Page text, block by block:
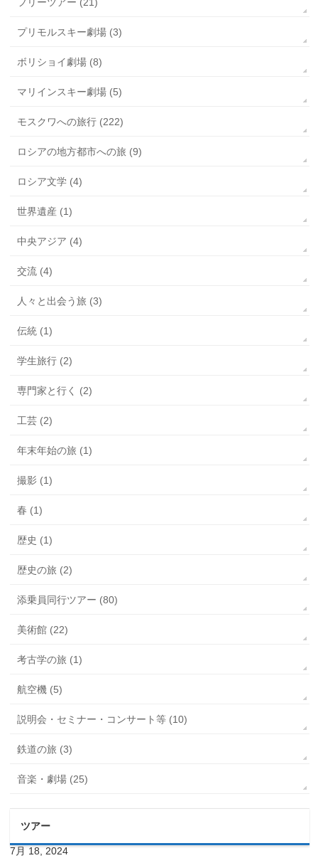
プリモルスキー劇場 (3)
ボリショイ劇場 (8)
マリインスキー劇場 (5)
モスクワへの旅行 (222)
ロシアの地方都市への旅 (9)
ロシア文学 (4)
世界遺産 (1)
中央アジア (4)
交流 (4)
人々と出会う旅 (3)
伝統 (1)
学生旅行 (2)
専門家と行く (2)
工芸 (2)
年末年始の旅 (1)
撮影 (1)
春 (1)
歴史 (1)
歴史の旅 (2)
添乗員同行ツアー (80)
美術館 (22)
考古学の旅 (1)
航空機 (5)
説明会・セミナー・コンサート等 (10)
鉄道の旅 (3)
音楽・劇場 (25)
ツアー
7月 18, 2024